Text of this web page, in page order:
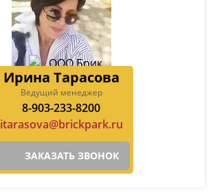
Ирина Тарасова
Ведущий менеджер
8-903-233-8200
itarasova@brickpark.ru
ЗАКАЗАТЬ ЗВОНОК